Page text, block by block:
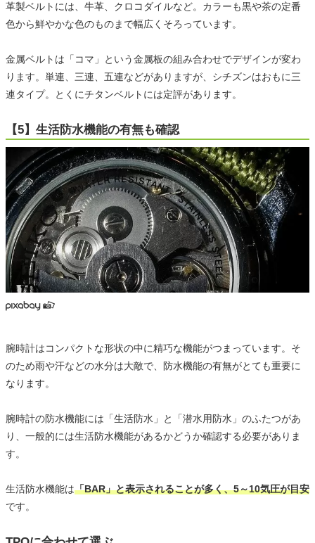
革製ベルトには、牛革、クロコダイルなど。カラーも黒や茶の定番
色から鮮やかな色のものまで幅広くそろっています。
金属ベルトは「コマ」という金属板の組み合わせでデザインが変わ
ります。単連、三連、五連などがありますが、シチズンはおもに三
連タイプ。とくにチタンベルトには定評があります。
【5】生活防水機能の有無も確認
腕時計はコンパクトな形状の中に精巧な機能がつまっています。そ
のため雨や汗などの水分は大敵で、防水機能の有無がとても重要に
なります。
腕時計の防水機能には「生活防水」と「潜水用防水」のふたつがあ
り、一般的には生活防水機能があるかどうか確認する必要がありま
す。
生活防水機能は「BAR」と表示されることが多く、5～10気圧が目安
です。